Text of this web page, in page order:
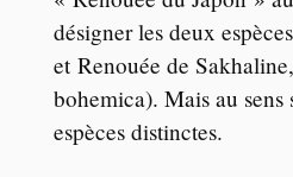
désigner les deux
et Renouée de
bohemica). Mais au sens
espèces distinctes.